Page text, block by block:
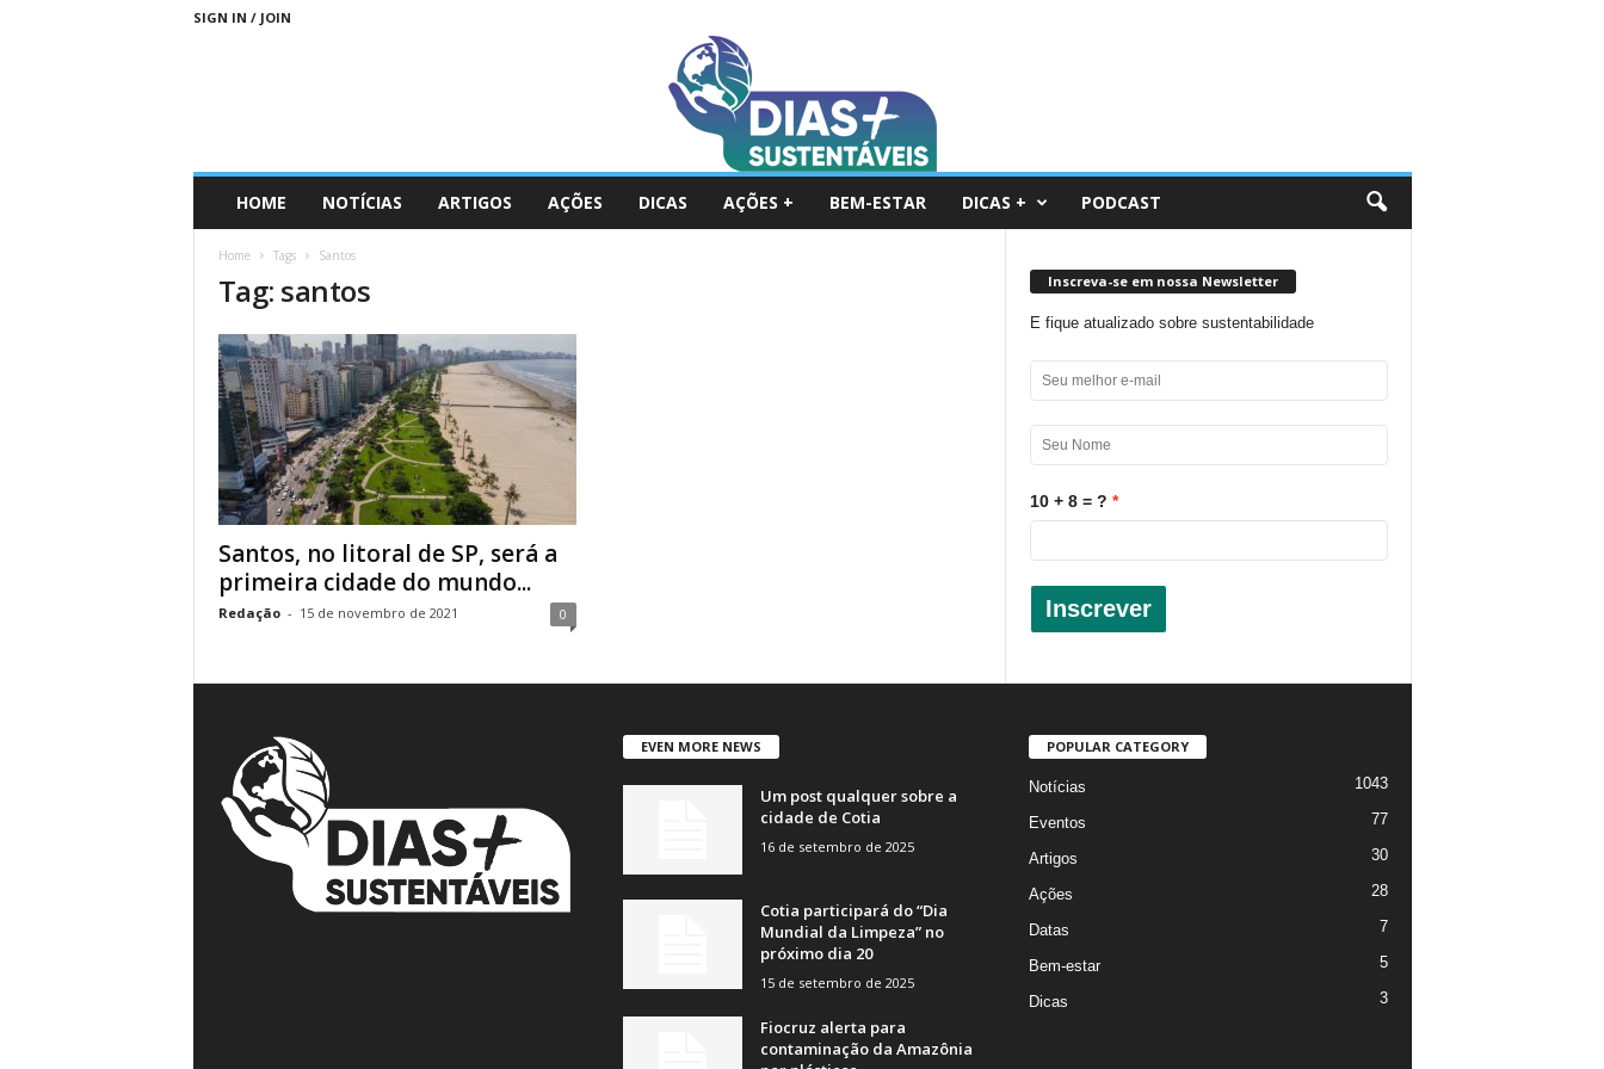
SIGN IN / JOIN
a
HOME NOTÍCIAS ARTIGOS AÇÕES DICAS AÇÕES + BEM-ESTAR DICAS + PODCAST
Home Tags Santos
Tag: santos
Santos, no litoral de SP, será a
primeira cidade do mundo...
Redação - 15 de novembro de 2021 0
Inscreva-se em nossa Newsletter
E fique atualizado sobre sustentabilidade
10 + 8 = ?
Inscrever
EVEN MORE NEWS
Um post qualquer sobre a
cidade de Cotia
16 de setembro de 2025
Cotia participará do “Dia
Mundial da Limpeza” no
próximo dia 20
15 de setembro de 2025
Fiocruz alerta para
contaminação da Amazônia
POPULAR CATEGORY
Notícias 1043
Eventos 77
Artigos 30
Ações 28
Datas 7
Bem-estar 5
Dicas 3